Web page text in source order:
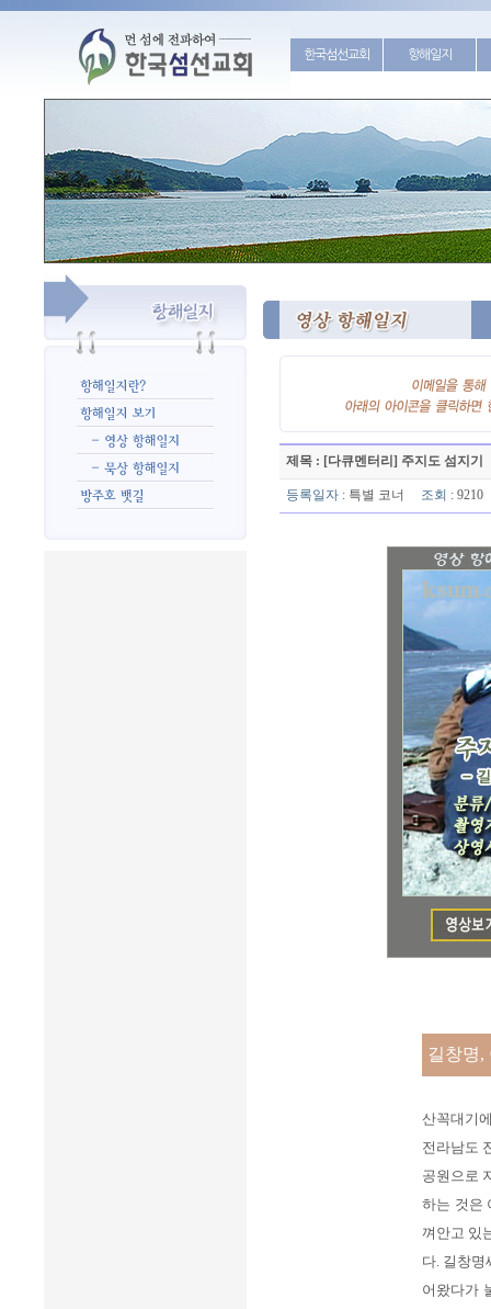
한국섬선교회 항해일지
제목 : [다큐멘터리] 주지도 섬지기
등록일자 : 특별 코너 조회 :
길창명,
산꼭대기
전라남도
공원으로
하는 것은
껴안고 있
다. 길창명
어왔다가